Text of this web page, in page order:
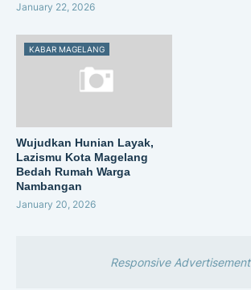
January 22, 2026
KABAR MAGELANG
Wujudkan Hunian Layak,
Lazismu Kota Magelang
Bedah Rumah Warga
Nambangan
January 20, 2026
Responsive Advertisement